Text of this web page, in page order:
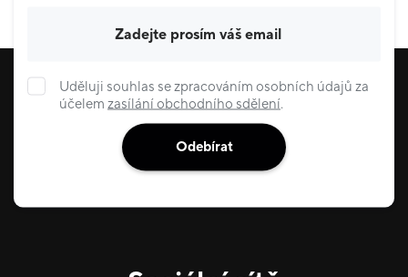
Uděluji souhlas se zpracováním osobních údajů za
účelem zasílání obchodního sdělení.
Odebírat